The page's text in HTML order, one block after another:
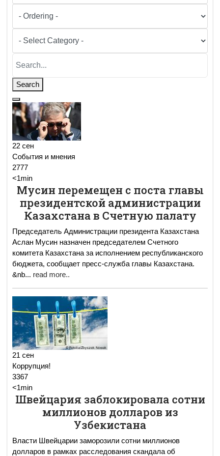
Search
22 сен
События и мнения
2777
<1min
Мусин перемещен с поста главы
президентской администрации
Казахстана в Счетную палату
Председатель Администрации президента Казахстана
Аслан Мусин назначен председателем Счетного
комитета Казахстана за исполнением республиканского
бюджета, сообщает пресс-служба главы Казахстана.
&nb... read more..
21 сен
Коррупция!
3367
<1min
Швейцария заблокировала сотни
миллионов долларов из
Узбекистана
Власти Швейцарии заморозили сотни миллионов
долларов в рамках расследования скандала об